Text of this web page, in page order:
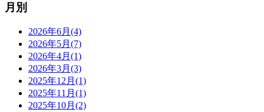
月別
2026年6月(4)
2026年5月(7)
2026年4月(1)
2026年3月(3)
2025年12月(1)
2025年11月(1)
2025年10月(2)